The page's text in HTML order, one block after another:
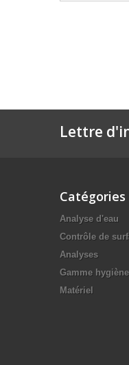
Lettre
Catégories
Analyse d'eau
Contrôle de
Analyses
Gamme hygiène
Matériel